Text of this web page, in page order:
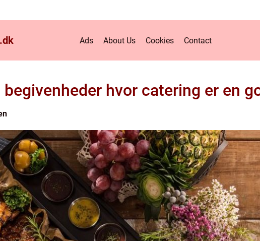
dk Ads About Us Cookies Contact
begivenheder hvor catering er en